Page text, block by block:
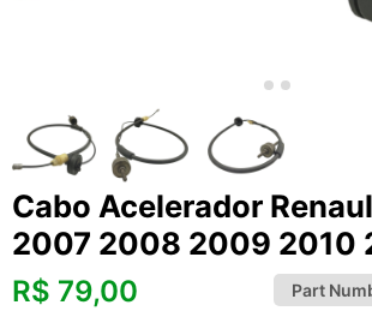
Cabo Acelerador
2007 2008 2009 2010
R$ 79,00 Part